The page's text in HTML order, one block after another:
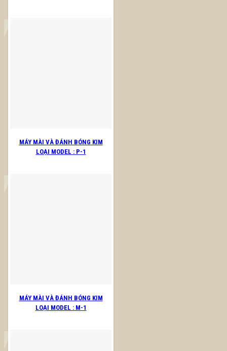
MÁY MÀI VÀ ĐÁNH BÓNG KIM
LOẠI MODEL : P-1
MÁY MÀI VÀ ĐÁNH BÓNG KIM
LOẠI MODEL : M-1